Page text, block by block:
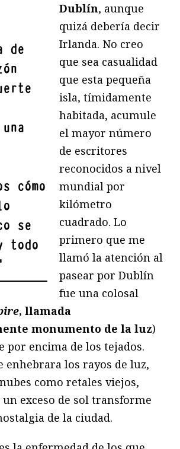
de
cómo
se
todo
Dublín, aunque
quizá debería decir
Irlanda. No creo
que sea casualidad
que esta pequeña
isla, tímidamente
habitada, acumule
el mayor número
de escritores
reconocidos a nivel
mundial por
kilómetro
cuadrado. Lo
primero que me
llamó la atención al
pasear por Dublín
fue una colosal
, llamada
monumento de la luz)
por encima de los tejados.
enhebrara los rayos de luz,
como retales viejos,
exceso de sol transforme
de la ciudad.